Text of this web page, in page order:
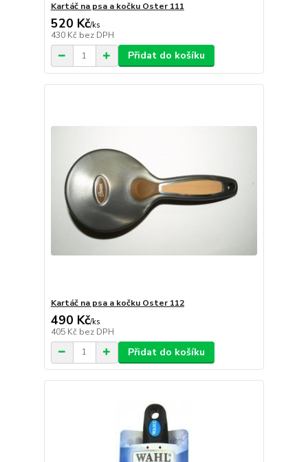
Kartáč na psa a kočku Oster 111
520 Kč/ks
430 Kč bez DPH
Přidat do košíku
Kartáč na psa a kočku Oster 112
490 Kč/ks
405 Kč bez DPH
Přidat do košíku